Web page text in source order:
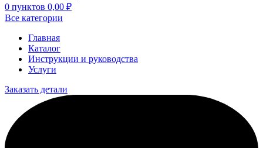
0 пунктов 0,00 ₽
Все категории
Главная
Каталог
Инструкции и руководства
Услуги
Заказать детали